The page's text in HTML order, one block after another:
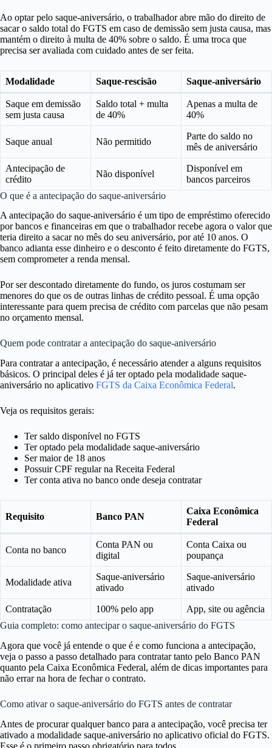
Ao optar pelo saque-aniversário, o trabalhador abre mão do direito de
sacar o saldo total do FGTS em caso de demissão sem justa causa, mas
mantém o direito à multa de 40% sobre o saldo. É uma troca que
precisa ser avaliada com cuidado antes de ser feita.
Modalidade Saque-rescisão Saque-aniversário
Saque em demissão
sem justa causa
Saldo total + multa
de 40%
Apenas a multa de
40%
Saque anual Não permitido
Parte do saldo no
mês de aniversário
Antecipação de
crédito
Não disponível
Disponível em
bancos parceiros
O que é a antecipação do saque-aniversário
A antecipação do saque-aniversário é um tipo de empréstimo oferecido
por bancos e financeiras em que o trabalhador recebe agora o valor que
teria direito a sacar no mês do seu aniversário, por até 10 anos. O
banco adianta esse dinheiro e o desconto é feito diretamente do FGTS,
sem comprometer a renda mensal.
Por ser descontado diretamente do fundo, os juros costumam ser
menores do que os de outras linhas de crédito pessoal. É uma opção
interessante para quem precisa de crédito com parcelas que não pesam
no orçamento mensal.
Quem pode contratar a antecipação do saque-aniversário
Para contratar a antecipação, é necessário atender a alguns requisitos
básicos. O principal deles é já ter optado pela modalidade saque-
aniversário no aplicativo FGTS da Caixa Econômica Federal.
Veja os requisitos gerais:
Ter saldo disponível no FGTS
Ter optado pela modalidade saque-aniversário
Ser maior de 18 anos
Possuir CPF regular na Receita Federal
Ter conta ativa no banco onde deseja contratar
Requisito Banco PAN
Caixa Econômica
Federal
Conta no banco
Conta PAN ou
digital
Conta Caixa ou
poupança
Modalidade ativa
Saque-aniversário
ativado
Saque-aniversário
ativado
Contratação 100% pelo app
App, site ou agência
Guia completo: como antecipar o saque-aniversário do FGTS
Agora que você já entende o que é e como funciona a antecipação,
veja o passo a passo detalhado para contratar tanto pelo Banco PAN
quanto pela Caixa Econômica Federal, além de dicas importantes para
não errar na hora de fechar o contrato.
Como ativar o saque-aniversário do FGTS antes de contratar
Antes de procurar qualquer banco para a antecipação, você precisa ter
ativado a modalidade saque-aniversário no aplicativo oficial do FGTS.
Esse é o primeiro passo obrigatório para todos.